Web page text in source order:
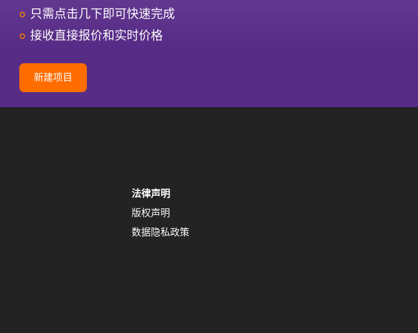
只需点击几下即可快速完成
接收直接报价和实时价格
新建项目
法律声明
版权声明
数据隐私政策